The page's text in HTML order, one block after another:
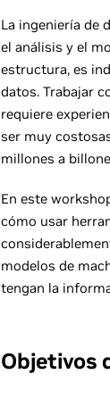
La ingeniería de
el análisis y el
estructura, es
datos. Trabajar
requiere
ser muy
millones a
En este
cómo usar
modelos de
tengan la
Objetivos